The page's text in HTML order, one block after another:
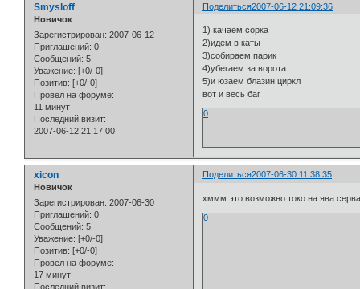
Поделиться2007-06-12 21:09:36
Smysloff
Новичок
Зарегистрирован: 2007-06-12
Приглашений: 0
Сообщений: 5
Уважение: [+0/-0]
Позитив: [+0/-0]
Провел на форуме:
11 минут
Последний визит:
2007-06-12 21:17:00
1) качаем сорка
2)идем в каты
3)собираем парик
4)убегаем за ворота
5)и юзаем блазин циркл
вот и весь баг
0
Поделиться2007-06-30 11:38:35
xicon
Новичок
Зарегистрирован: 2007-06-30
Приглашений: 0
Сообщений: 5
Уважение: [+0/-0]
Позитив: [+0/-0]
Провел на форуме:
17 минут
Последний визит:
хммм это возможно токо на ява
0